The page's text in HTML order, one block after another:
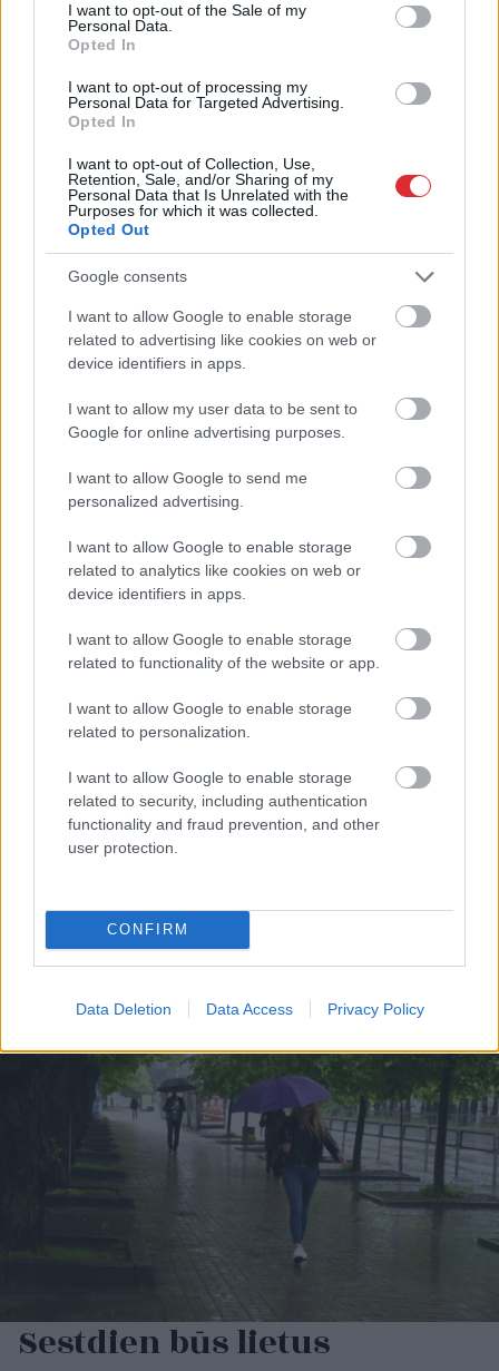
I want to opt-out of the Sale of my
Personal Data.
Opted In
I want to opt-out of processing my
Personal Data for Targeted Advertising.
Opted In
I want to opt-out of Collection, Use,
Retention, Sale, and/or Sharing of my
Personal Data that Is Unrelated with the
Purposes for which it was collected.
Opted Out
Google consents
I want to allow Google to enable storage
related to advertising like cookies on web or
device identifiers in apps.
I want to allow my user data to be sent to
Google for online advertising purposes.
I want to allow Google to send me
personalized advertising.
I want to allow Google to enable storage
related to analytics like cookies on web or
device identifiers in apps.
I want to allow Google to enable storage
related to functionality of the website or app.
I want to allow Google to enable storage
related to personalization.
I want to allow Google to enable storage
related to security, including authentication
functionality and fraud prevention, and other
user protection.
CONFIRM
Data Deletion Data Access Privacy Policy
TESTS. Tikai cilvēki ar
laucinieka DNS spēs iegūt
80% šajā lauku gudrību
testā
Viņš apstājies un sācis
peldēt uz vietas…
ezerā piedzīvojusi, cik
briesmīgas sekas var
neuzmanībai
Jaunups par robežas
Kozlovskim jāatkāpjas
Sestdien būs lietus
Atcelt Ziņot